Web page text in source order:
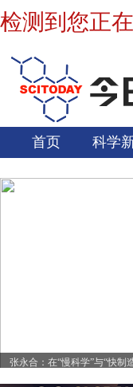
检测到您正
首页 科学
张永合：在“慢科学”与“快制